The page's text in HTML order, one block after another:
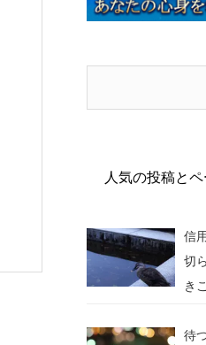
人気の投稿と
信
切
き
待